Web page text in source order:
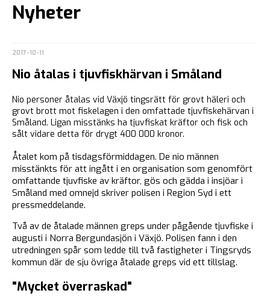
Nyheter
2017-10-11
Nio åtalas i tjuvfiskhärvan i Småland
Nio personer åtalas vid Växjö tingsrätt för grovt häleri och
grovt brott mot fiskelagen i den omfattade tjuvfiskehärvan i
Småland. Ligan misstänks ha tjuvfiskat kräftor och fisk och
sålt vidare detta för drygt 400 000 kronor.
Åtalet kom på tisdagsförmiddagen. De nio männen
misstänkts för att ingått i en organisation som genomfört
omfattande tjuvfiske av kräftor, gös och gädda i insjöar i
Småland med omnejd skriver polisen i Region Syd i ett
pressmeddelande.
Två av de åtalade männen greps under pågående tjuvfiske i
augusti i Norra Bergundasjön i Växjö. Polisen fann i den
utredningen spår som ledde till två fastigheter i Tingsryds
kommun där de sju övriga åtalade greps vid ett tillslag.
"Mycket överraskad"